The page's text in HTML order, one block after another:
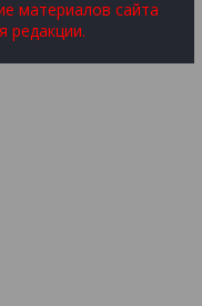
материалов сайта
редакции.